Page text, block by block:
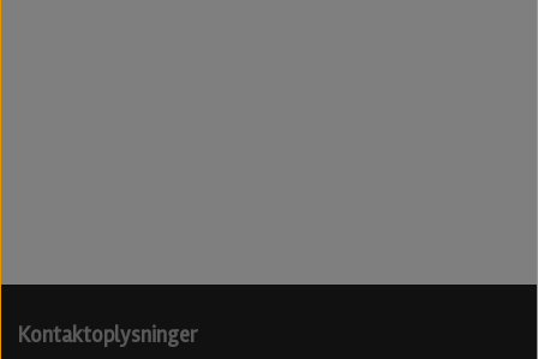
Kontaktoplysninger